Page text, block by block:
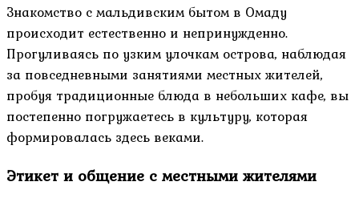
Знакомство с мальдивским бытом в Омаду
происходит естественно и непринужденно.
Прогуливаясь по узким улочкам острова, наблюдая
за повседневными занятиями местных жителей,
пробуя традиционные блюда в небольших кафе, вы
постепенно погружаетесь в культуру, которая
формировалась здесь веками.
Этикет и общение с местными жителями